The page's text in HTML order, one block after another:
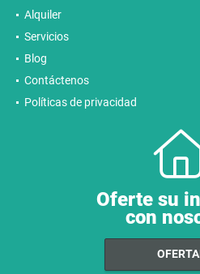
Alquiler
Servicios
Blog
Contáctenos
Políticas de privacidad
Oferte su
con